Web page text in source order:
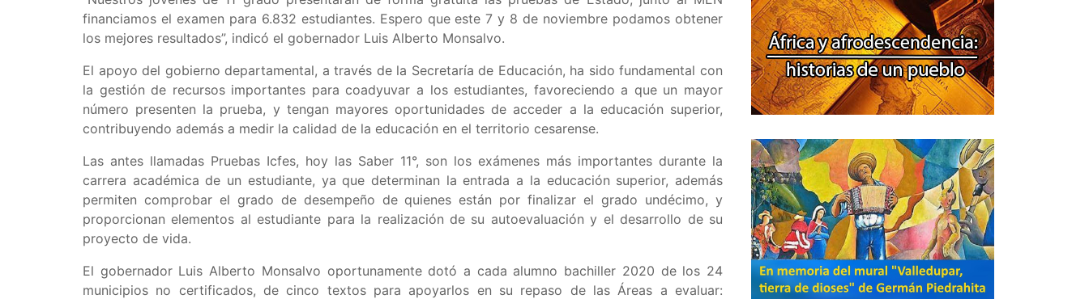
financiamos el examen para 6.832 estudiantes. Espero que este 7 y 8 de noviembre podamos obtener
los mejores resultados”, indicó el gobernador Luis Alberto Monsalvo.
El apoyo del gobierno departamental, a través de la Secretaría de Educación, ha sido fundamental con
la gestión de recursos importantes para coadyuvar a los estudiantes, favoreciendo a que un mayor
número presenten la prueba, y tengan mayores oportunidades de acceder a la educación superior,
contribuyendo además a medir la calidad de la educación en el territorio cesarense.
Las antes llamadas Pruebas Icfes, hoy las Saber 11°, son los exámenes más importantes durante la
carrera académica de un estudiante, ya que determinan la entrada a la educación superior, además
permiten comprobar el grado de desempeño de quienes están por finalizar el grado undécimo, y
proporcionan elementos al estudiante para la realización de su autoevaluación y el desarrollo de su
proyecto de vida.
El gobernador Luis Alberto Monsalvo oportunamente dotó a cada alumno bachiller 2020 de los 24
municipios no certificados, de cinco textos para apoyarlos en su repaso de las Áreas a evaluar: